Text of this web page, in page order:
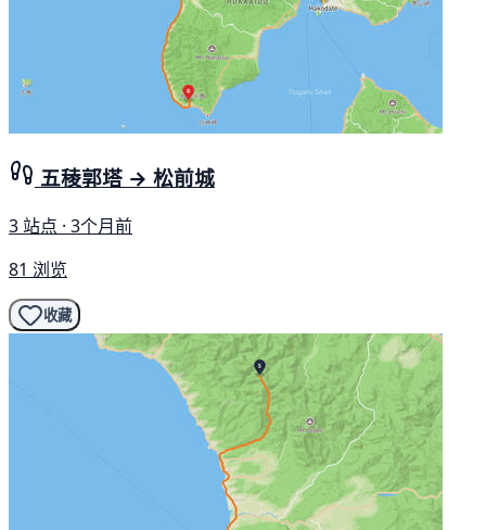
五稜郭塔 → 松前城
3 站点 · 3个月前
81 浏览
收藏